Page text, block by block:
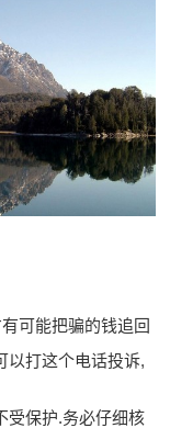
可能把骗的钱追回
以打这个电话投诉,
受保护.务必仔细核